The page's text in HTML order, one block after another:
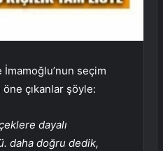
İmamoğlu’nun seçim
öne çıkanlar şöyle:
dayalı
daha doğru dedik,